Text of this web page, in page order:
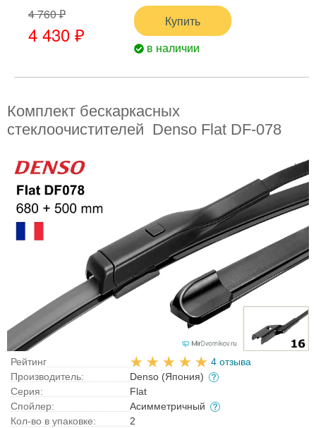
4 760 ₽
4 430 ₽
Купить
в наличии
Комплект бескаркасных
стеклоочистителей Denso Flat DF-078
Рейтинг
4 отзыва
Производитель:
Denso (Япония)
Серия:
Flat
Спойлер:
Асимметричный
Кол-во в упаковке:
2